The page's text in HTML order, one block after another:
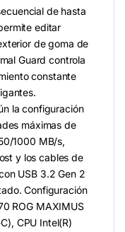
de hasta
editar
de goma de
Guard controla
constante
la configuración
máximas de
1000 MB/s,
y los cables de
USB 3.2 Gen 2
Configuración
ROG MAXIMUS
CPU Intel(R)